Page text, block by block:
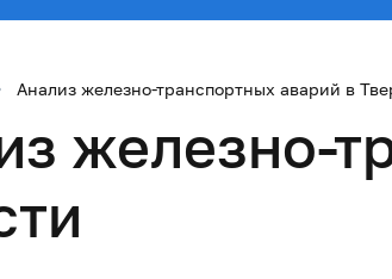
Анализ железно-транспортных аварий в
железно-